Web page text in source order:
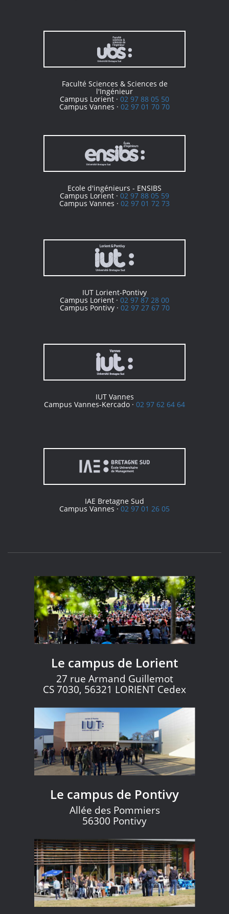
Faculté Sciences & Sciences de
l'Ingénieur
Campus Lorient · 02 97 88 05 50
Campus Vannes · 02 97 01 70 70
Ecole d'ingénieurs - ENSIBS
Campus Lorient · 02 97 88 05 59
Campus Vannes · 02 97 01 72 73
IUT Lorient-Pontivy
Campus Lorient · 02 97 87 28 00
Campus Pontivy · 02 97 27 67 70
IUT Vannes
Campus Vannes-Kercado · 02 97 62 64 64
IAE Bretagne Sud
Campus Vannes ·02 97 01 26 05
Le campus de Lorient
27 rue Armand Guillemot
CS 7030, 56321 LORIENT Cedex
Le campus de Pontivy
Allée des Pommiers
56300 Pontivy